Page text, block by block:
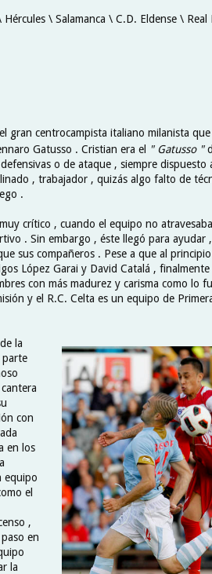
\ Salamanca \ C.D. Eldense \ Real
gran centrocampista italiano milanista
Gatusso . Cristian era el " Gatusso "
o de ataque , siempre dispuesto
, trabajador , quizás algo falto de
.
crítico , cuando el equipo no
. Sin embargo , éste llegó para ayudar
sus compañeros . Pese a que al
López Garai y David Catalá ,
con más madurez y carisma como lo
y el R.C. Celta es un equipo de
la
parte
con
en los
equipo
el
,
en
la